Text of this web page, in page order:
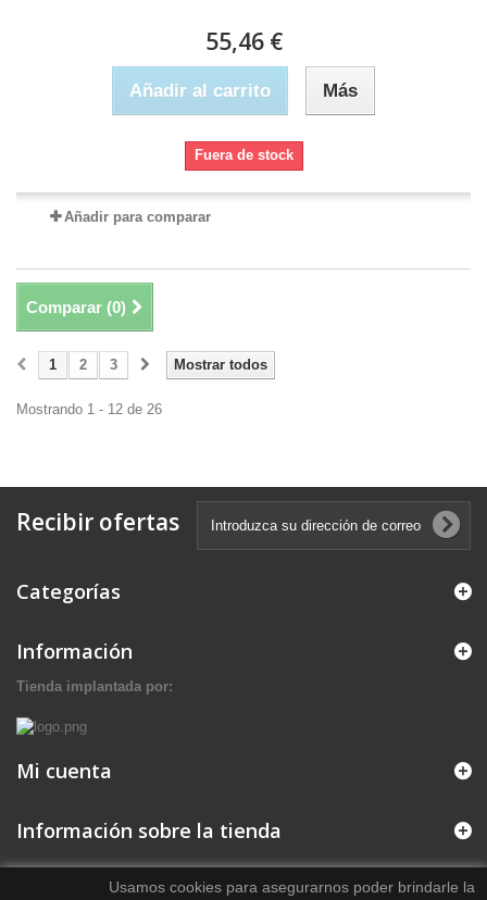
55,46 €
Añadir al carrito Más
Fuera de stock
Añadir para comparar
Comparar (0)
Mostrar todos
1 2 3
Mostrando 1 - 12 de 26
Recibir ofertas
Categorías
Información
Tienda implantada por:
Mi cuenta
Información sobre la tienda
Usamos cookies para asegurarnos poder brindarle la